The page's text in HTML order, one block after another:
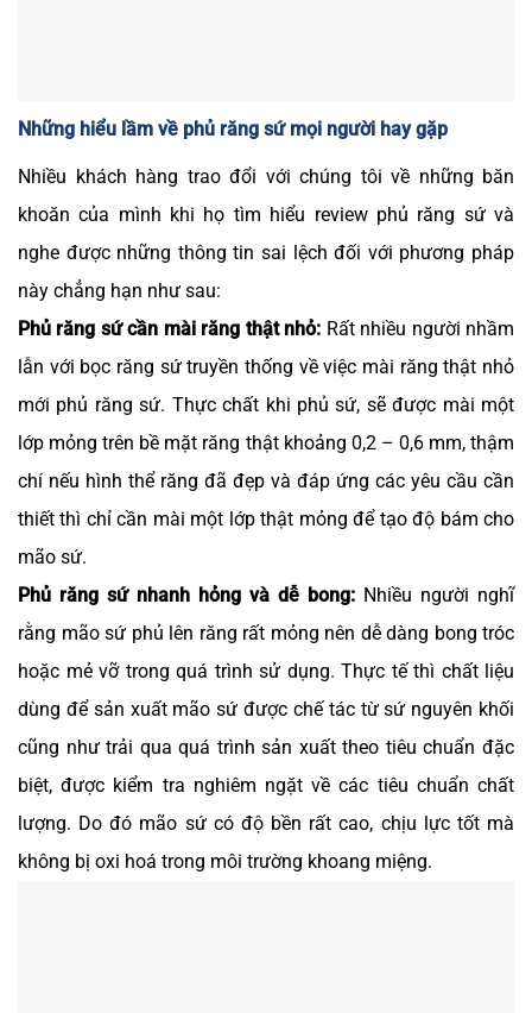
Những hiểu lầm về phủ răng sứ mọi người hay gặp
Nhiều khách hàng trao đổi với chúng tôi về những băn
khoăn của mình khi họ tìm hiểu review phủ răng sứ và
nghe được những thông tin sai lệch đối với phương pháp
này chẳng hạn như sau:
Phủ răng sứ cần mài răng thật nhỏ: Rất nhiều người nhầm
lẫn với bọc răng sứ truyền thống về việc mài răng thật nhỏ
mới phủ răng sứ. Thực chất khi phủ sứ, sẽ được mài một
lớp mỏng trên bề mặt răng thật khoảng 0,2 – 0,6 mm, thậm
chí nếu hình thể răng đã đẹp và đáp ứng các yêu cầu cần
thiết thì chỉ cần mài một lớp thật mỏng để tạo độ bám cho
mão sứ.
Phủ răng sứ nhanh hỏng và dễ bong: Nhiều người nghĩ
rằng mão sứ phủ lên răng rất mỏng nên dễ dàng bong tróc
hoặc mẻ vỡ trong quá trình sử dụng. Thực tế thì chất liệu
dùng để sản xuất mão sứ được chế tác từ sứ nguyên khối
cũng như trải qua quá trình sản xuất theo tiêu chuẩn đặc
biệt, được kiểm tra nghiêm ngặt về các tiêu chuẩn chất
lượng. Do đó mão sứ có độ bền rất cao, chịu lực tốt mà
không bị oxi hoá trong môi trường khoang miệng.